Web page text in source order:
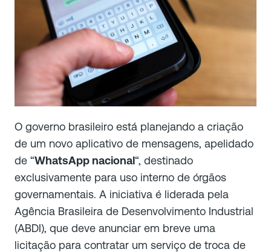
O governo brasileiro está planejando a criação
de um novo aplicativo de mensagens, apelidado
de “WhatsApp nacional“, destinado
exclusivamente para uso interno de órgãos
governamentais. A iniciativa é liderada pela
Agência Brasileira de Desenvolvimento Industrial
(ABDI), que deve anunciar em breve uma
licitação para contratar um serviço de troca de